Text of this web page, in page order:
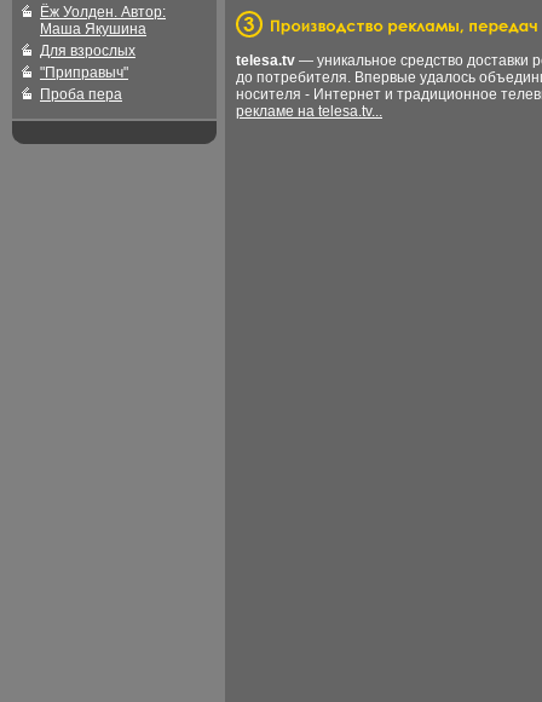
Ёж Уолден. Автор:
Маша Якушина
Для взрослых
"Приправыч"
Проба пера
telesa.tv — уникальное средство доставки
до потребителя. Впервые удалось
носителя - Интернет и традиционное
рекламе на telesa.tv...